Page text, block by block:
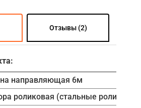
Отзывы (2)
направляющая 6м
роликовая (стальные ролики)